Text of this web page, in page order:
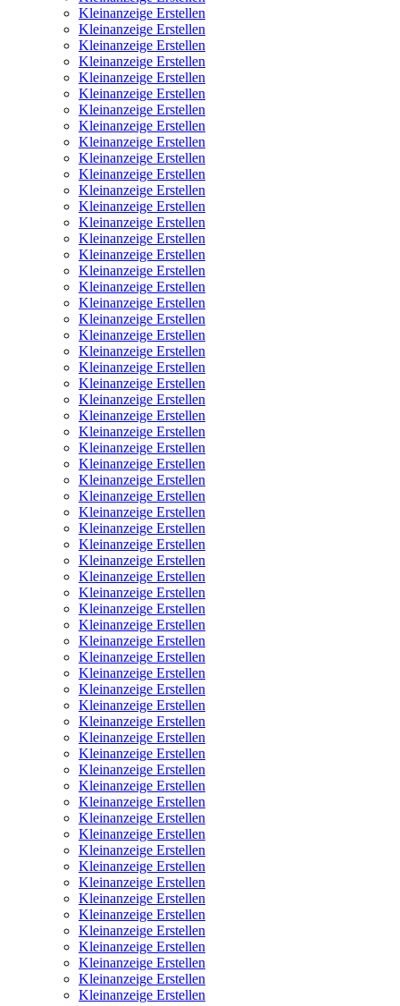
Kleinanzeige Erstellen
Kleinanzeige Erstellen
Kleinanzeige Erstellen
Kleinanzeige Erstellen
Kleinanzeige Erstellen
Kleinanzeige Erstellen
Kleinanzeige Erstellen
Kleinanzeige Erstellen
Kleinanzeige Erstellen
Kleinanzeige Erstellen
Kleinanzeige Erstellen
Kleinanzeige Erstellen
Kleinanzeige Erstellen
Kleinanzeige Erstellen
Kleinanzeige Erstellen
Kleinanzeige Erstellen
Kleinanzeige Erstellen
Kleinanzeige Erstellen
Kleinanzeige Erstellen
Kleinanzeige Erstellen
Kleinanzeige Erstellen
Kleinanzeige Erstellen
Kleinanzeige Erstellen
Kleinanzeige Erstellen
Kleinanzeige Erstellen
Kleinanzeige Erstellen
Kleinanzeige Erstellen
Kleinanzeige Erstellen
Kleinanzeige Erstellen
Kleinanzeige Erstellen
Kleinanzeige Erstellen
Kleinanzeige Erstellen
Kleinanzeige Erstellen
Kleinanzeige Erstellen
Kleinanzeige Erstellen
Kleinanzeige Erstellen
Kleinanzeige Erstellen
Kleinanzeige Erstellen
Kleinanzeige Erstellen
Kleinanzeige Erstellen
Kleinanzeige Erstellen
Kleinanzeige Erstellen
Kleinanzeige Erstellen
Kleinanzeige Erstellen
Kleinanzeige Erstellen
Kleinanzeige Erstellen
Kleinanzeige Erstellen
Kleinanzeige Erstellen
Kleinanzeige Erstellen
Kleinanzeige Erstellen
Kleinanzeige Erstellen
Kleinanzeige Erstellen
Kleinanzeige Erstellen
Kleinanzeige Erstellen
Kleinanzeige Erstellen
Kleinanzeige Erstellen
Kleinanzeige Erstellen
Kleinanzeige Erstellen
Kleinanzeige Erstellen
Kleinanzeige Erstellen
Kleinanzeige Erstellen
Kleinanzeige Erstellen